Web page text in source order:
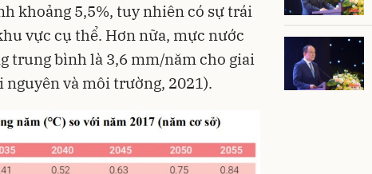
khoảng 5,5%, tuy nhiên có sự trái
vực cụ thể. Hơn nữa, mực nước
trung bình là 3,6 mm/năm cho giai
nguyên và môi trường, 2021).